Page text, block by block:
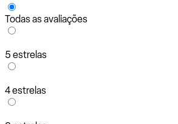
Todas as avaliações
5 estrelas
4 estrelas